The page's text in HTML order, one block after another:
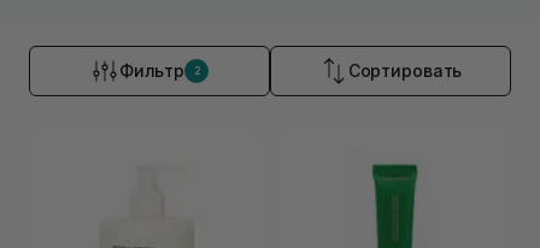
Фильтр 2 Сортировать